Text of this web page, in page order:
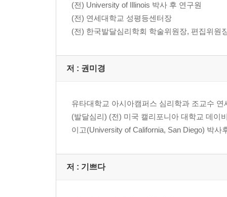
(전) University of Illinois 박사 후 연구원
(전) 연세대학교 성평등센터장
(전) 한국발달심리학회 학술위원장, 편집위원
저 : 권미경
유타대학교 아시아캠퍼스 심리학과 조교수
(발달심리) (전) 미국 캘리포니아 대학교 데이
이고(University of California, San Diego) 박사
저 : 기쁘다